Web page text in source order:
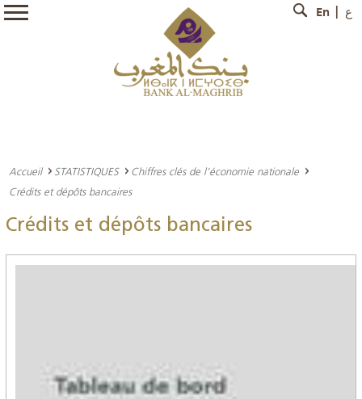
En ع
Accueil STATISTIQUES
Chiffres clés de l’économie nationale
Crédits et dépôts bancaires
Crédits et dépôts bancaires